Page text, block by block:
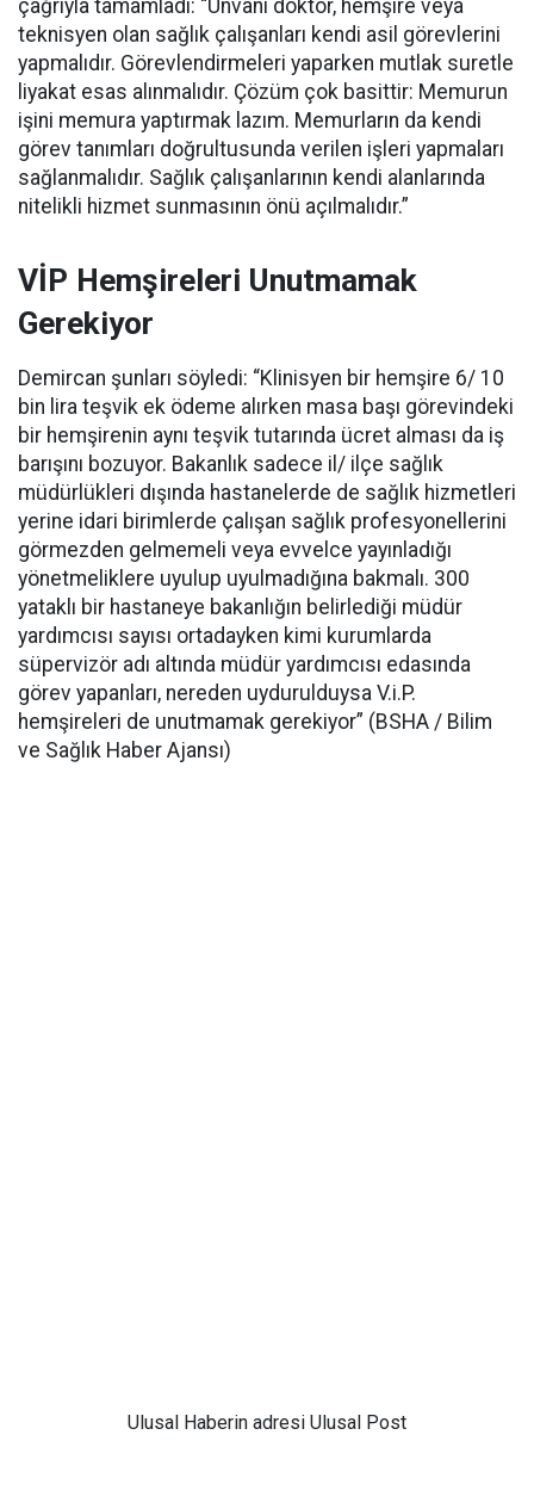
çağrıyla tamamladı: “Unvanı doktor, hemşire veya
teknisyen olan sağlık çalışanları kendi asil görevlerini
yapmalıdır. Görevlendirmeleri yaparken mutlak suretle
liyakat esas alınmalıdır. Çözüm çok basittir: Memurun
işini memura yaptırmak lazım. Memurların da kendi
görev tanımları doğrultusunda verilen işleri yapmaları
sağlanmalıdır. Sağlık çalışanlarının kendi alanlarında
nitelikli hizmet sunmasının önü açılmalıdır.”
VİP Hemşireleri Unutmamak
Gerekiyor
Demircan şunları söyledi: “Klinisyen bir hemşire 6/ 10
bin lira teşvik ek ödeme alırken masa başı görevindeki
bir hemşirenin aynı teşvik tutarında ücret alması da iş
barışını bozuyor. Bakanlık sadece il/ ilçe sağlık
müdürlükleri dışında hastanelerde de sağlık hizmetleri
yerine idari birimlerde çalışan sağlık profesyonellerini
görmezden gelmemeli veya evvelce yayınladığı
yönetmeliklere uyulup uyulmadığına bakmalı. 300
yataklı bir hastaneye bakanlığın belirlediği müdür
yardımcısı sayısı ortadayken kimi kurumlarda
süpervizör adı altında müdür yardımcısı edasında
görev yapanları, nereden uydurulduysa V.i.P.
hemşireleri de unutmamak gerekiyor” (BSHA / Bilim
ve Sağlık Haber Ajansı)
Ulusal Haberin adresi Ulusal Post